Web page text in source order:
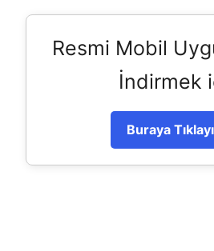
Resmi Mobil
İndirmek
Buraya